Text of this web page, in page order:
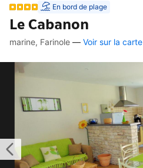
En bord de plage
Le Cabanon
Accès rapides
Aller à la description
Aller aux équipements
Aller aux hébergements
Aller aux conditions
marine, Farinole — Voir sur la carte